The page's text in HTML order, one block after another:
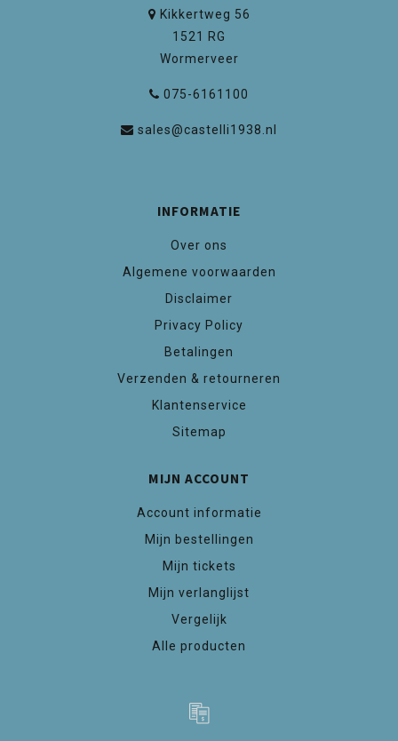
Kikkertweg 56
1521 RG
Wormerveer
075-6161100
sales@castelli1938.nl
INFORMATIE
Over ons
Algemene voorwaarden
Disclaimer
Privacy Policy
Betalingen
Verzenden & retourneren
Klantenservice
Sitemap
MIJN ACCOUNT
Account informatie
Mijn bestellingen
Mijn tickets
Mijn verlanglijst
Vergelijk
Alle producten